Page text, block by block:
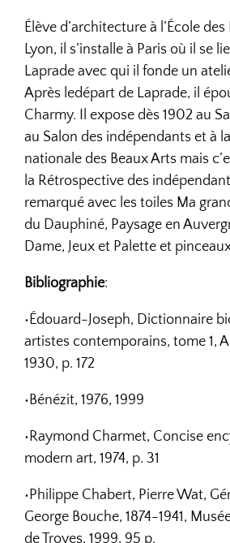
Élève d’architecture à l’École
Lyon, il s’installe à Paris où il se
Laprade avec qui il fonde un
Après ledépart de Laprade, il
Charmy. Il expose dès 1902 au
au Salon des indépendants et à
nationale des Beaux Arts mais
la Rétrospective des
remarqué avec les toiles Ma
du Dauphiné, Paysage en
Dame, Jeux et Palette et
Bibliographie:
•Édouard-Joseph, Dictionnaire
artistes contemporains, tome 1,
1930, p. 172
•Bénézit, 1976, 1999
•Raymond Charmet, Concise
modern art, 1974, p. 31
•Philippe Chabert, Pierre Wat,
George Bouche, 1874-1941,
de Troyes, 1999, 95 p.